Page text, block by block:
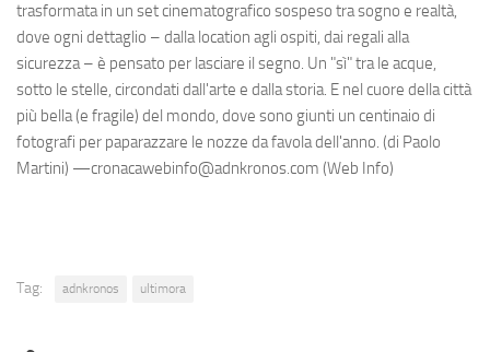
trasformata in un set cinematografico sospeso tra sogno e realtà,
dove ogni dettaglio – dalla location agli ospiti, dai regali alla
sicurezza – è pensato per lasciare il segno. Un "sì" tra le acque,
sotto le stelle, circondati dall'arte e dalla storia. E nel cuore della città
più bella (e fragile) del mondo, dove sono giunti un centinaio di
fotografi per paparazzare le nozze da favola dell'anno. (di Paolo
Martini) —cronacawebinfo@adnkronos.com (Web Info)
Tag: adnkronos ultimora